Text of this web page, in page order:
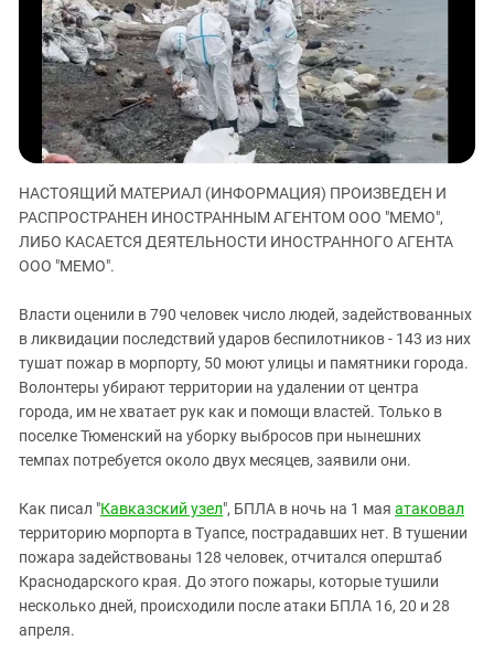
ЗАСТАВЛЯЕТ
КАВКАЗ ЗА ПАЛЕСТИНУ
ИНАКОМЫСЛИЕ В ЧЕЧНЕ
ПРЕСЛЕДОВАНИЕ АКТИВИСТОВ
МОБИЛИЗАЦИЯ И ПРОТЕСТЫ
Дагестан
Ингушетия
Кабардино-Балкария
Калмыкия
Карачаево-Черкесия
Краснодарский край
Нагорный Карабах
Российская Федерация
Северная Осетия - Алания
СКФО
Ставропольский край
Чечня
Южная Осетия
ЮФО
НАСТОЯЩИЙ МАТЕРИАЛ (ИНФОРМАЦИЯ) ПРОИЗВЕДЕН И
РАСПРОСТРАНЕН ИНОСТРАННЫМ АГЕНТОМ ООО "МЕМО",
ЛИБО КАСАЕТСЯ ДЕЯТЕЛЬНОСТИ ИНОСТРАННОГО АГЕНТА
ООО "МЕМО".
Власти оценили в 790 человек число людей, задействованных
в ликвидации последствий ударов беспилотников - 143 из них
тушат пожар в морпорту, 50 моют улицы и памятники города.
Волонтеры убирают территории на удалении от центра
города, им не хватает рук как и помощи властей. Только в
поселке Тюменский на уборку выбросов при нынешних
темпах потребуется около двух месяцев, заявили они.
Как писал "Кавказский узел", БПЛА в ночь на 1 мая атаковал
территорию морпорта в Туапсе, пострадавших нет. В тушении
пожара задействованы 128 человек, отчитался оперштаб
Краснодарского края. До этого пожары, которые тушили
несколько дней, происходили после атаки БПЛА 16, 20 и 28
апреля.